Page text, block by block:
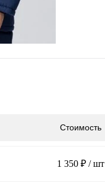
Стоимость
1 350 ₽ / шт